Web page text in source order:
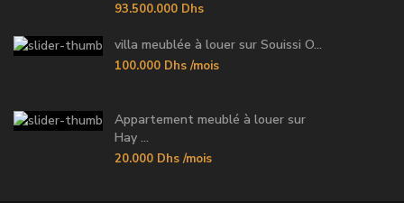
93.500.000 Dhs
villa meublée à louer sur Souissi O...
100.000 Dhs /mois
Appartement meublé à louer sur
Hay ...
20.000 Dhs /mois